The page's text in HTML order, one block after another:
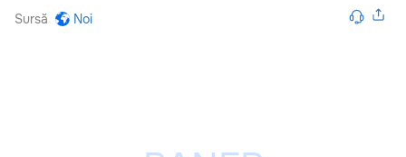
Sursă Noi